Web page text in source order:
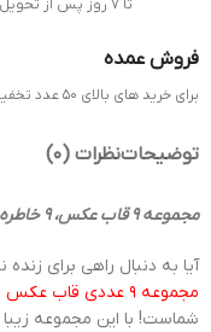
تا 7 روز پس از تحویل در صورت خرابی می توانید پس دهید
فروش عمده
برای خرید های بالای 50 عدد تخفیف ویژه داریم
توضیحاتنظرات (0)
مجموعه 9 قاب عکس، 9 خاطره ماندگار
آیا به دنبال راهی برای
مجموعه 9 عددی قاب عکس 20×20
شماست! با این مجموعه